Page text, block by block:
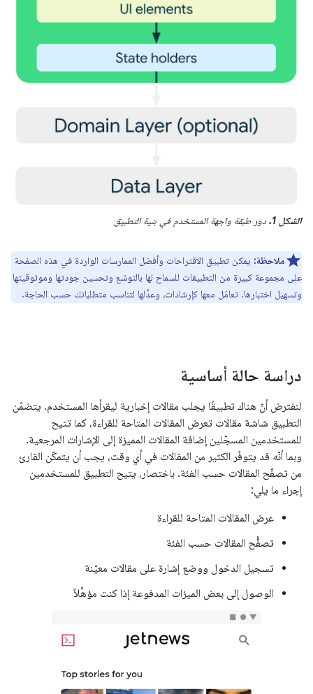
الشكل 1. دور طبقة واجهة المستخدم في بنية التطبيق
ملاحظة: يمكن تطبيق الاقتراحات وأفضل الممارسات الواردة في هذه الصفحة
على مجموعة كبيرة من التطبيقات للسماح لها بالتوسّع وتحسين جودتها وموثوقيتها
وتسهيل اختبارها. تعامَل معها كإرشادات، وعدِّلها لتناسب متطلباتك حسب الحاجة.
دراسة حالة أساسية
لنفترض أنّ هناك تطبيقًا يجلب مقالات إخبارية ليقرأها المستخدم. يتضمّن
التطبيق شاشة مقالات تعرض المقالات المتاحة للقراءة، كما تتيح
للمستخدمين المسجّلين إضافة المقالات المميزة إلى الإشارات المرجعية.
وبما أنّه قد يتوفّر الكثير من المقالات في أي وقت، يجب أن يتمكّن القارئ
من تصفّح المقالات حسب الفئة. باختصار، يتيح التطبيق للمستخدمين
إجراء ما يلي:
عرض المقالات المتاحة للقراءة
تصفُّح المقالات حسب الفئة
تسجيل الدخول ووضع إشارة على مقالات معيّنة
الوصول إلى بعض الميزات المدفوعة إذا كنت مؤهَّلاً